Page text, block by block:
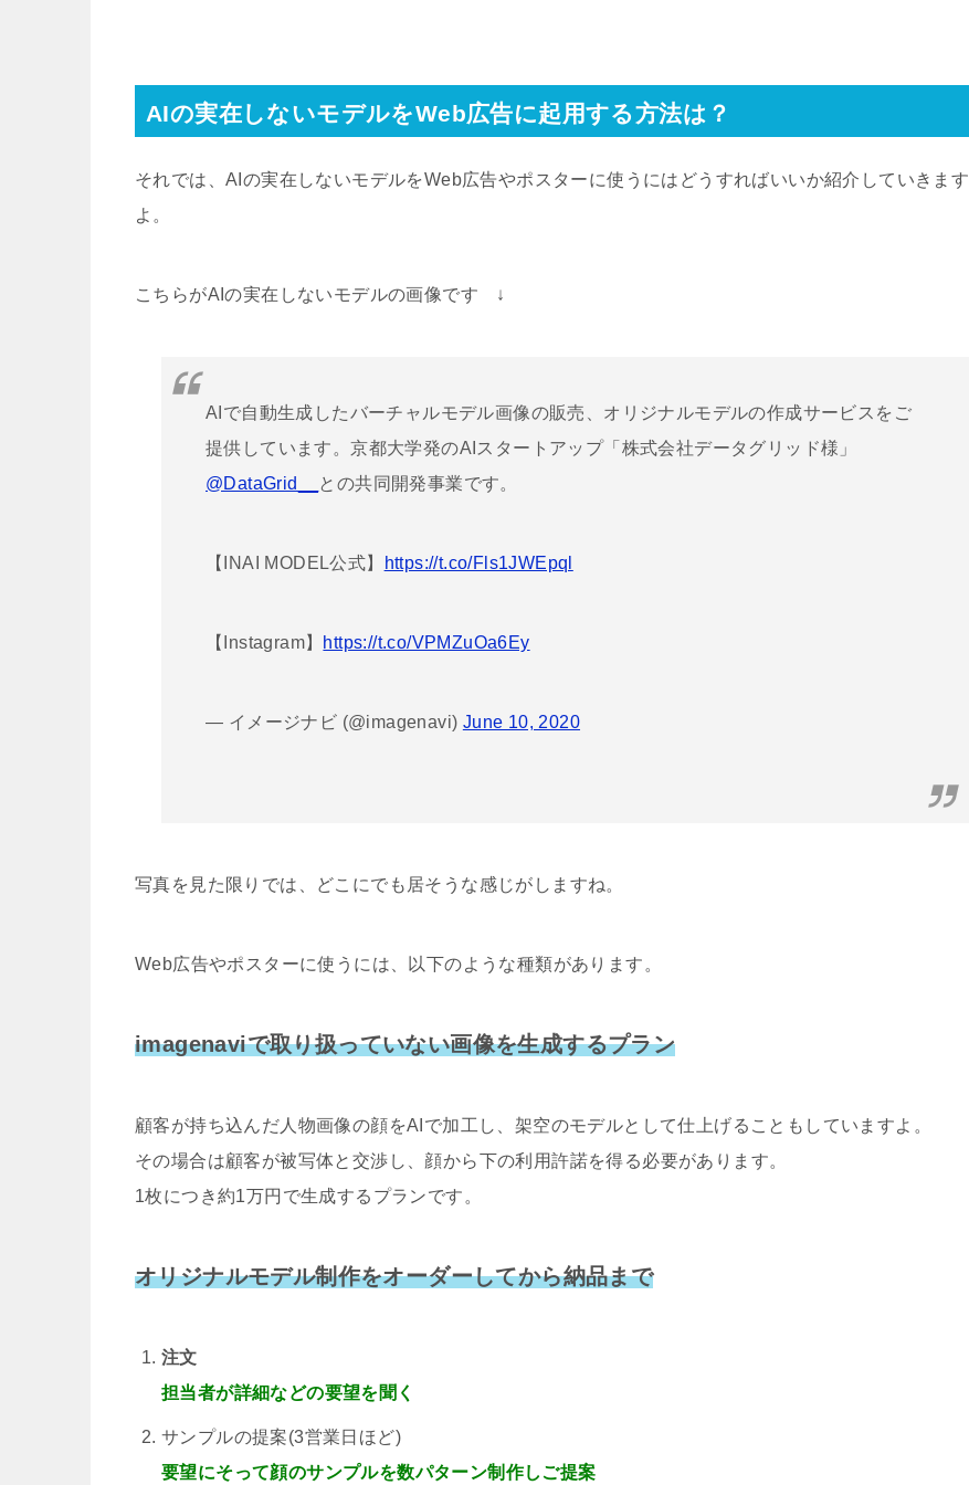
AIの実在しないモデルをWeb広告に起用する方法は？
それでは、AIの実在しないモデルをWeb広告やポスターに使うにはどうすればいいか紹介していきます
よ。
こちらがAIの実在しないモデルの画像です ↓
AIで自動生成したバーチャルモデル画像の販売、オリジナルモデルの作成サービスをご
提供しています。京都大学発のAIスタートアップ「株式会社データグリッド様」
@DataGrid__
との共同開発事業です。
【INAI MODEL公式】 https://t.co/Fls1JWEpql
【Instagram】 https://t.co/VPMZuOa6Ey
— イメージナビ (@imagenavi) June 10, 2020
写真を見た限りでは、どこにでも居そうな感じがしますね。
Web広告やポスターに使うには、以下のような種類があります。
imagenaviで取り扱っていない画像を生成するプラン
顧客が持ち込んだ人物画像の顔をAIで加工し、架空のモデルとして仕上げることもしていますよ。
その場合は顧客が被写体と交渉し、顔から下の利用許諾を得る必要があります。
1枚につき約1万円で生成するプランです。
オリジナルモデル制作をオーダーしてから納品まで
注文
担当者が詳細などの要望を聞く
サンプルの提案(3営業日ほど)
要望にそって顔のサンプルを数パターン制作しご提案